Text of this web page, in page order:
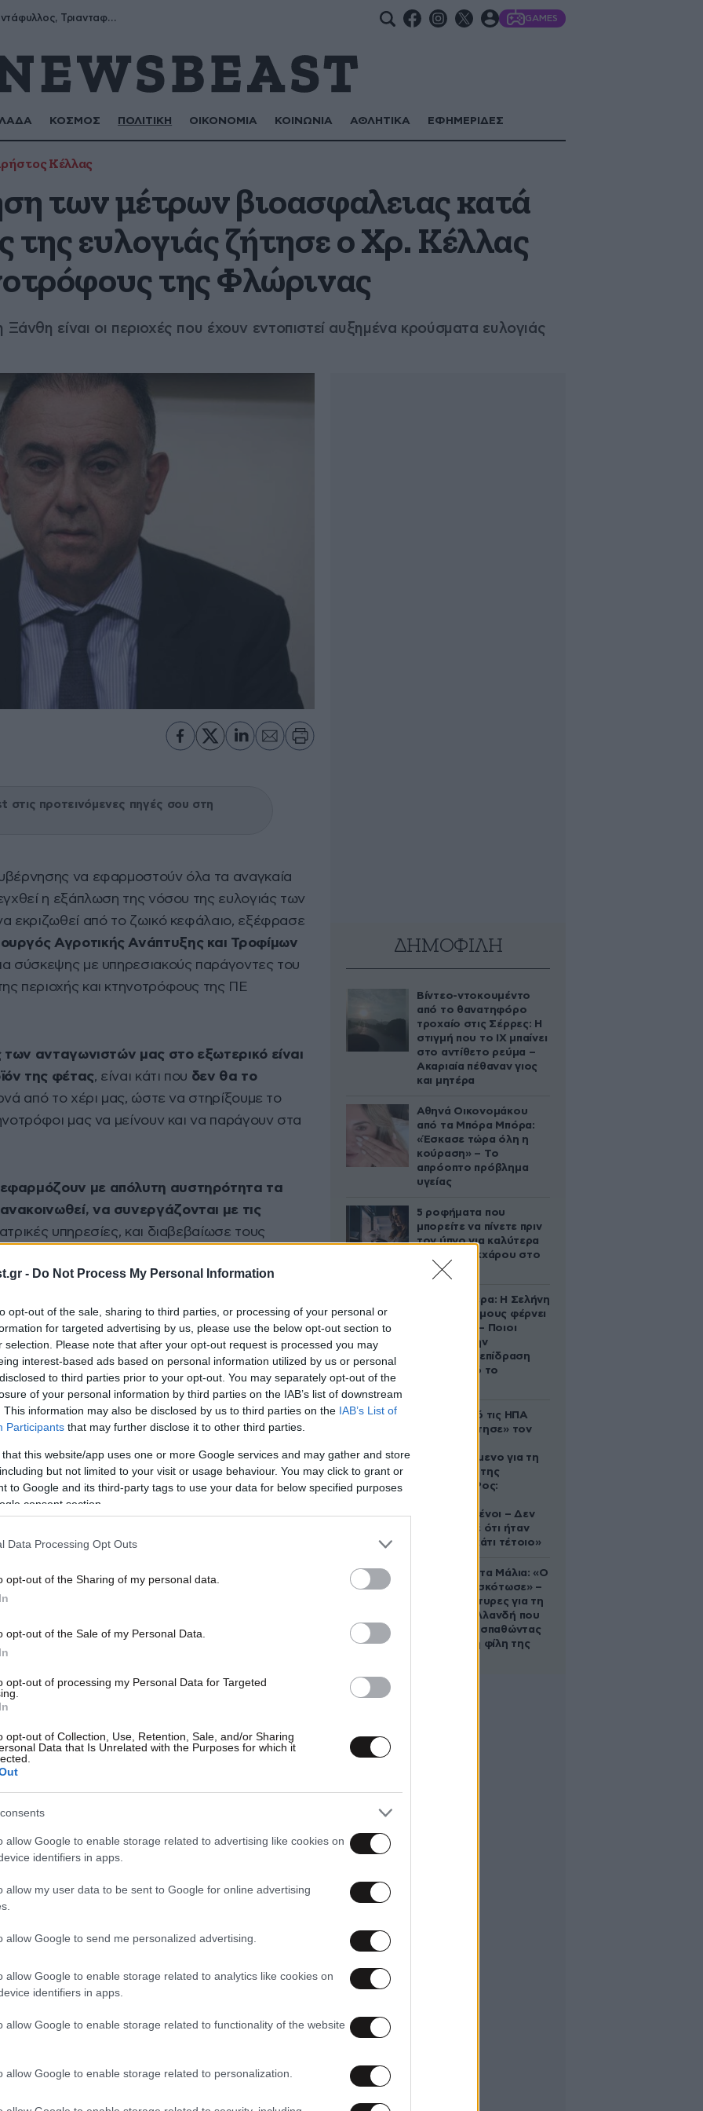
- Do Not Process My Personal Information
opt-out of the sale, sharing to third parties, or processing of your personal or
for targeted advertising by us, please use the below opt-out section to
selection. Please note that after your opt-out request is processed you may
interest-based ads based on personal information utilized by us or personal
to third parties prior to your opt-out. You may separately opt-out of the
of your personal information by third parties on the IAB’s list of downstream
This information may also be disclosed by us to third parties on the IAB’s List of
Participants that may further disclose it to other third parties.
that this website/app uses one or more Google services and may gather and store
but not limited to your visit or usage behaviour. You may click to grant or
to Google and its third-party tags to use your data for below specified purposes
consent section.
Data Processing Opt Outs
opt-out of the Sharing of my personal data.
opt-out of the Sale of my Personal Data.
opt-out of processing my Personal Data for Targeted
opt-out of Collection, Use, Retention, Sale, and/or Sharing
Data that Is Unrelated with the Purposes for which it
allow Google to enable storage related to advertising like cookies on
identifiers in apps.
allow my user data to be sent to Google for online advertising
allow Google to send me personalized advertising.
allow Google to enable storage related to analytics like cookies on
identifiers in apps.
allow Google to enable storage related to functionality of the website
allow Google to enable storage related to personalization.
Μύρων, Τριαντάφυλλος, Τριανταφυλλιά, Φυλλιώ, Ρόζα GAMES
ΚΟΣΜΟΣ ΠΟΛΙΤΙΚΗ ΟΙΚΟΝΟΜΙΑ ΚΟΙΝΩΝΙΑ ΑΘΛΗΤΙΚΑ ΕΦΗΜΕΡΙΔΕΣ
Κέλλας
των μέτρων βιοασφαλειας κατά
της ευλογιάς ζήτησε ο Χρ. Κέλλας
της Φλώρινας
είναι οι περιοχές που έχουν εντοπιστεί αυξημένα κρούσματα ευλογιάς
στις προτεινόμενες πηγές σου στη
να εφαρμοστούν όλα τα αναγκαία
η εξάπλωση της νόσου της ευλογιάς των
εκριζωθεί από το ζωικό κεφάλαιο, εξέφρασε
Αγροτικής Ανάπτυξης και Τροφίμων
σύσκεψης με υπηρεσιακούς παράγοντες του
περιοχής και κτηνοτρόφους της ΠΕ
των ανταγωνιστών μας στο εξωτερικό είναι
της φέτας, είναι κάτι που δεν θα το
από το χέρι μας, ώστε να στηρίξουμε το
μας να μείνουν και να παράγουν στα
με απόλυτη αυστηρότητα τα
να συνεργάζονται με τις
υπηρεσίες, και διαβεβαίωσε τους
πλήττεται από την
αυξημένες αποζημιώσεις που
περίοδο του 2023
μέτρων που έχουν επιβληθεί έχουν
τους μέσα στις σταυλικές
ότι «
θα ενισχύσουμε τους
, λόγω του μακροχρόνιου εγκλεισμού
τήρηση των μέτρων βιοασφάλειας, καθώς και
«είναι η Περιφέρεια Δυτικής Μακεδονίας
χρειάζεται,
κι η Ξάνθη
στην περιοχή των Τρικάλωνδηλώνοντας ότι
υπηρεσίες βρίσκεται σε εξέλιξη επιχείρηση
ΔΗΜΟΦΙΛΗ
Βίντεο-ντοκουμέντο
από το θανατηφόρο
τροχαίο στις Σέρρες: Η
στιγμή που το ΙΧ μπαίνει
στο αντίθετο ρεύμα –
Ακαριαία πέθαναν γιος
και μητέρα
Αθηνά Οικονομάκου
από τα Μπόρα Μπόρα:
«Έσκασε τώρα όλη η
κούραση» – Το
απρόοπτο πρόβλημα
υγείας
5 ροφήματα που
μπορείτε να πίνετε πριν
τον ύπνο για καλύτερα
επίπεδα σακχάρου στο
αίμα
Ζώδια σήμερα: Η Σελήνη
στους Διδύμους φέρνει
ανατροπές – Ποιοι
δέχονται την
ευεργετική επίδραση
του Δία από το
Ζευγάρι από τις ΗΠΑ
που «υιοθέτησε» τον
κατηγορούμενο για τη
δολοφονία της
Ελίζαμπεθ Ρος:
συντετριμμένοι – Δεν
έδειξε ποτέ ότι ήταν
ικανός για κάτι τέτοιο»
Τραγωδία στα Μάλια: «Ο
πανικός τη σκότωσε» –
Τι λένε μάρτυρες για τη
42χρονη Ολλανδή που
πνίγηκε προσπαθώντας
να σώσει τη φίλη της